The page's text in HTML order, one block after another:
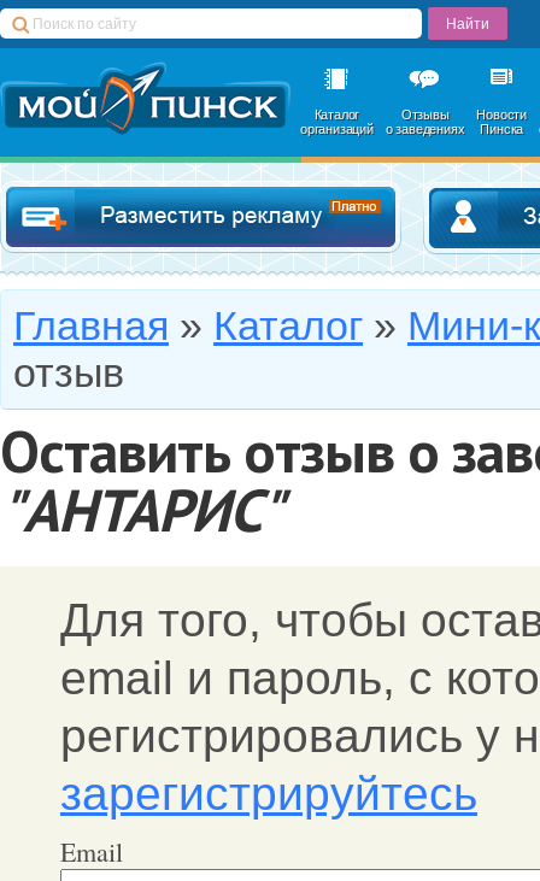
Каталог
организаций
Отзывы
о заведениях
Новости
Пинска
Добавить в
Главная » Каталог » Мини-
отзыв
Оставить отзыв о
"АНТАРИС"
Для того, чтобы
email и пароль, c
регистрировались у
зарегистрируйтесь
Email